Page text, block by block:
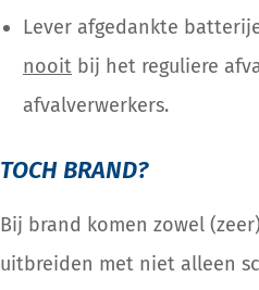
Lever afgedankte
nooit bij het reguliere
afvalverwerkers.
TOCH BRAND?
Bij brand komen zowel
uitbreiden met niet alleen